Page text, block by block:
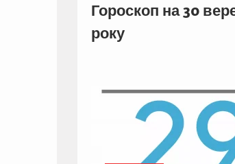
Гороскоп на 30
року